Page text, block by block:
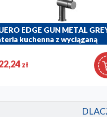
EDGE GUN METAL
kuchenna z wyciąganą
510-61zł